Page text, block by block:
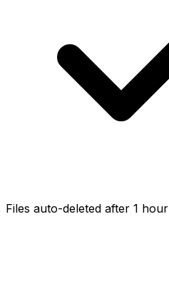
Files auto-deleted after 1 hour